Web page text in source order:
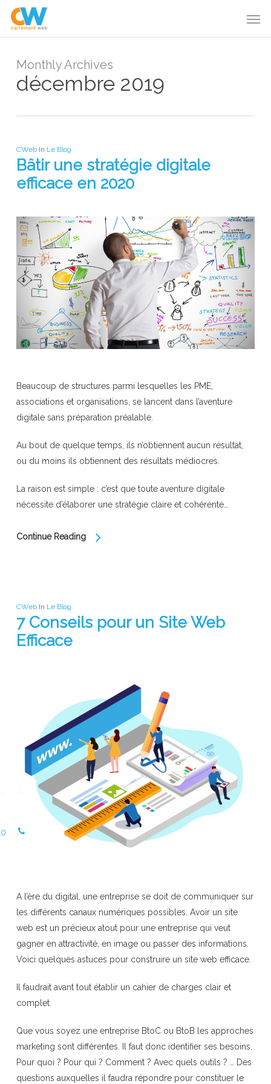
Skip
Monthly Archives
décembre 2019
CWeb In Le Blog
Bâtir une stratégie digitale
efficace en 2020
Beaucoup de structures parmi lesquelles les PME,
associations et organisations, se lancent dans l’aventure
digitale sans préparation préalable.
Au bout de quelque temps, ils n’obtiennent aucun résultat,
ou du moins ils obtiennent des résultats médiocres.
La raison est simple : c’est que toute aventure digitale
nécessite d’élaborer une stratégie claire et cohérente…
Continue Reading
CWeb In Le Blog
7 Conseils pour un Site Web
Efficace
A l’ère du digital, une entreprise se doit de communiquer sur
les différents canaux numériques possibles. Avoir un site
web est un précieux atout pour une entreprise qui veut
gagner en attractivité, en image ou passer des informations.
Voici quelques astuces pour construire un site web efficace.
Il faudrait avant tout établir un cahier de charges clair et
complet.
Que vous soyez une entreprise BtoC ou BtoB les approches
marketing sont différentes. Il faut donc identifier ses besoins.
Pour quoi ? Pour qui ? Comment ? Avec quels outils ? … Des
questions auxquelles il faudra répondre pour constituer le